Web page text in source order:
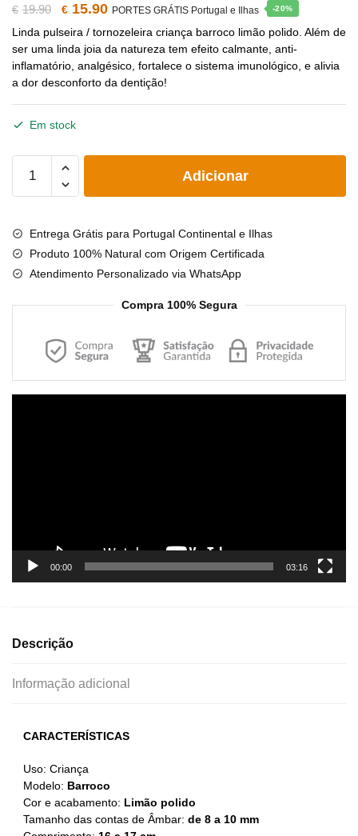
€ 19.90
O
preço
original
era:
€19.90.
€ 15.90O
preço
atual
é:
PORTES GRÁTIS Portugal e Ilhas -20%
Linda pulseira / tornozeleira criança barroco limão polido. Além de
ser uma linda joia da natureza tem efeito calmante, anti-
inflamatório, analgésico, fortalece o sistema imunológico, e alivia
a dor desconforto da dentição!
Em stock
Quantidade
tornozeleira
de
âmbar
16,5
Adicionar
Entrega Grátis para Portugal Continental e Ilhas
Produto 100% Natural com Origem Certificada
Atendimento Personalizado via WhatsApp
Compra 100% Segura
00:00 03:16
Descrição
Informação adicional
CARACTERÍSTICAS
Uso: Criança
Modelo: Barroco
Cor e acabamento: Limão polido
Tamanho das contas de Âmbar: de 8 a 10 mm